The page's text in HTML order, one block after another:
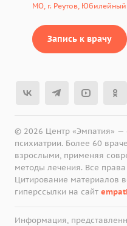
МО, г. Реутов, Юбилейный
Запись к врачу
© 2026 Центр «Эмпатия» —
психиатрии. Более 60
взрослыми, применяя
методы лечения. Все
Цитирование материалов
гиперссылки на сайт
Информация,